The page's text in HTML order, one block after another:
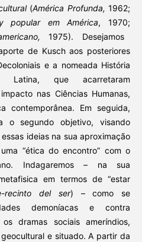
(América Profunda, 1962;
popular em América, 1970;
1975). Desejamos
de Kusch aos posteriores
e a nomeada História
Latina, que acarretaram
nas Ciências Humanas,
contemporânea. Em seguida,
o segundo objetivo, visando
ideias na sua aproximação
“ética do encontro” com o
Indagaremos – na sua
em termos de “estar
recinto del ser) – como se
demoníacas e contra
dramas sociais ameríndios,
e situado. A partir da